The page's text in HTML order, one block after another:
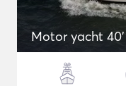
Motor yacht 40'